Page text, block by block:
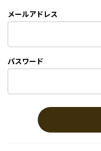
メールアドレス
パスワード